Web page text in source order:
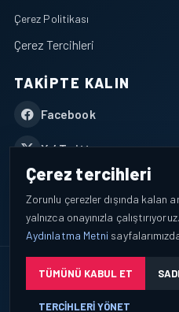
Çerez Politikası
Çerez Tercihleri
TAKIPTE KALIN
Facebook
X / Twitter
YouTube
WhatsApp
© 2026 AEROPORTIST I
Okuyucu verileri yalnızca açık
Çerez tercihleri
Zorunlu çerezler dışında kalan
yalnızca onayınızla çalıştırıyoruz.
Aydınlatma Metni
TÜMÜNÜ KABUL ET
TERCIHLERI YÖNET